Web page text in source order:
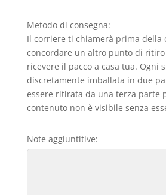
Metodo di consegna:
Il corriere ti chiamerà prima della
concordare un altro punto di
ricevere il pacco a casa tua. Ogni
discretamente imballata in due
essere ritirata da una terza parte
contenuto non è visibile senza
Note aggiuntitive: